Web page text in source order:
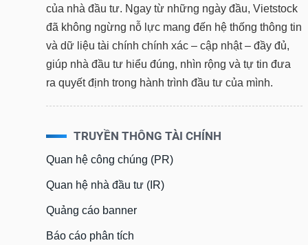
của nhà đầu tư. Ngay từ những ngày đầu, Vietstock
đã không ngừng nỗ lực mang đến hệ thống thông tin
và dữ liệu tài chính chính xác – cập nhật – đầy đủ,
giúp nhà đầu tư hiểu đúng, nhìn rộng và tự tin đưa
ra quyết định trong hành trình đầu tư của mình.
TRUYỀN THÔNG TÀI CHÍNH
Quan hệ công chúng (PR)
Quan hệ nhà đầu tư (IR)
Quảng cáo banner
Báo cáo phân tích